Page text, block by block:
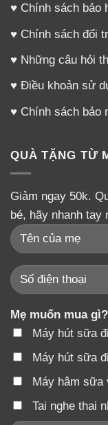
♥ Chính sách bảo
♥ Chính sách đổi
♥ Những câu hỏi
♥ Điều khoản sử
♥ Chính sách bảo
QUÀ TẶNG TỪ
Giảm ngay 50k.
bé, hãy nhanh tay
Mẹ muốn mua gì?
Máy hút sữa
Máy hút sữa
Máy hâm sữa
Tai nghe thai